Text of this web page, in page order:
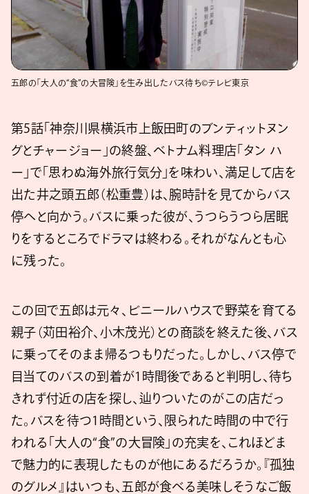
五郎の「大人の“食”の大冒険」を生み出したバス待ち©テレビ東京
第5話「神奈川県横浜市上飯田町のブンティットヌン
グとチャージョー」の終盤、ベトナム料理店「タン ハ
ー」で「思わぬ海外旅行気分」を味わい、満足して店を
出た井之頭五郎（松重豊）は、腕時計を見てからバス
停へと向かう。バスに乗った彼が、うつらうつら居眠
りをするところでドラマは終わる。それがなんとも心
に残った。
この回で五郎は元々、ビニールハウスで野菜を育てる
親子（苅田裕介、小木茂光）との商談を終えた後、バス
に乗ってそのまま帰るつもりだった。しかし、バス停で
目当てのバスの到着が1時間後であると判明し、待ち
きれず付近の店を探し、辿りついたのがこの店だっ
た。バスを待つ1時間という、限られた時間の中で行
われる「大人の“食”の大冒険」の充実を、これほどま
で魅力的に表現したものが他にあるだろうか。『孤独
のグルメ』はいつも、五郎が食べる美味しそうなご飯